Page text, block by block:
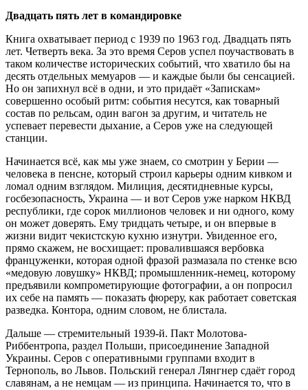
Двадцать пять лет в командировке
Книга охватывает период с 1939 по 1963 год. Двадцать пять
лет. Четверть века. За это время Серов успел поучаствовать в
таком количестве исторических событий, что хватило бы на
десять отдельных мемуаров — и каждые были бы сенсацией.
Но он запихнул всё в одни, и это придаёт «Запискам»
совершенно особый ритм: события несутся, как товарный
состав по рельсам, один вагон за другим, и читатель не
успевает перевести дыхание, а Серов уже на следующей
станции.
Начинается всё, как мы уже знаем, со смотрин у Берии —
человека в пенсне, который строил карьеры одним кивком и
ломал одним взглядом. Милиция, десятидневные курсы,
госбезопасность, Украина — и вот Серов уже нарком НКВД
республики, где сорок миллионов человек и ни одного, кому
он может доверять. Ему тридцать четыре, и он впервые в
жизни видит чекистскую кухню изнутри. Увиденное его,
прямо скажем, не восхищает: провалившаяся вербовка
француженки, которая одной фразой размазала по стенке всю
«медовую ловушку» НКВД; промышленник-немец, которому
предъявили компрометирующие фотографии, а он попросил
их себе на память — показать фюреру, как работает советская
разведка. Контора, одним словом, не блистала.
Дальше — стремительный 1939-й. Пакт Молотова-
Риббентропа, раздел Польши, присоединение Западной
Украины. Серов с оперативными группами входит в
Тернополь, во Львов. Польский генерал Лянгнер сдаёт город
славянам, а не немцам — из принципа. Начинается то, что в